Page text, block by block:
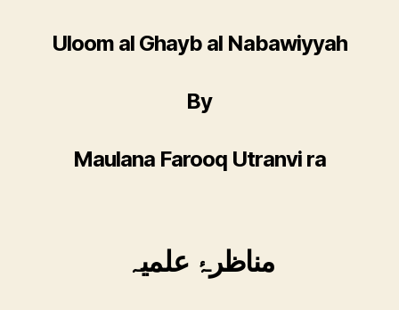
Uloom al Ghayb al Nabawiyyah
By
Maulana Farooq Utranvi ra
مناظرۂ علمیہ